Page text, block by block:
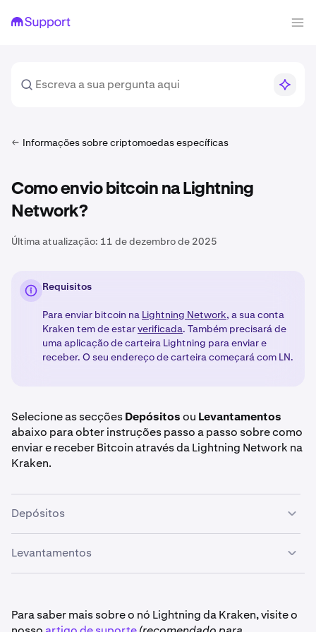
Informações sobre criptomoedas específicas
Como envio bitcoin na Lightning
Network?
Última atualização: 11 de dezembro de 2025
Requisitos
Para enviar bitcoin na Lightning Network, a sua conta
Kraken tem de estarverificada. Também precisará de
uma aplicação de carteira Lightning para enviar e
receber. O seu endereço de carteira começará com LN.
Selecione as secçõesDepósitosou Levantamentos
abaixo para obter instruções passo a passo sobre como
enviar e receber Bitcoin através da Lightning Network na
Kraken.
Depósitos
1
Depois de iniciar sessão na sua conta Kraken, clique
no botãoDepositar.
Selecione Bitcoin (BTC)
e clique no separador
Lightning Network.
Levantamentos
no botãoLevantar.
Para saber mais sobre o nó Lightning da Kraken, visite o